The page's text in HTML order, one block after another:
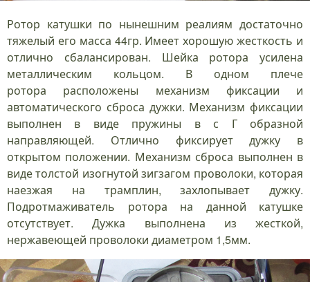
Ротор катушки по нынешним реалиям достаточно
тяжелый его масса 44гр. Имеет хорошую жесткость и
отлично сбалансирован. Шейка ротора усилена
металлическим кольцом. В одном плече
ротора расположены механизм фиксации и
автоматического сброса дужки. Механизм фиксации
выполнен в виде пружины в с Г образной
направляющей. Отлично фиксирует дужку в
открытом положении. Механизм сброса выполнен в
виде толстой изогнутой зигзагом проволоки, которая
наезжая на трамплин, захлопывает дужку.
Подротмаживатель ротора на данной катушке
отсутствует. Дужка выполнена из жесткой,
нержавеющей проволоки диаметром 1,5мм.